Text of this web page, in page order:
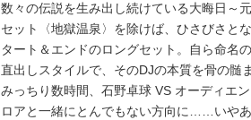
数々の伝説を生み出し続けている大晦日～
セット〈地獄温泉〉を除けば、ひさびさと
タート＆エンドのロングセット。自ら命名
直出しスタイルで、そのDJの本質を骨の髄
みっちり数時間、石野卓球 VS オーディエ
ロアと一緒にとんでもない方向に……いや